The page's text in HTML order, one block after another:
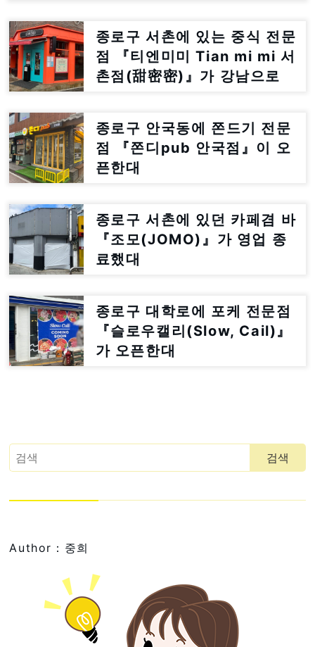
종로구 서촌에 있는 중식 전문
점 『티엔미미 Tian mi mi 서
촌점(甜密密)』가 강남으로
종로구 안국동에 쫀드기 전문
점 『쫀디pub 안국점』이 오
픈한대
종로구 서촌에 있던 카페겸 바
『조모(JOMO)』가 영업 종
료했대
종로구 대학로에 포케 전문점
『슬로우캘리(Slow, Cail)』
가 오픈한대
Author：중희